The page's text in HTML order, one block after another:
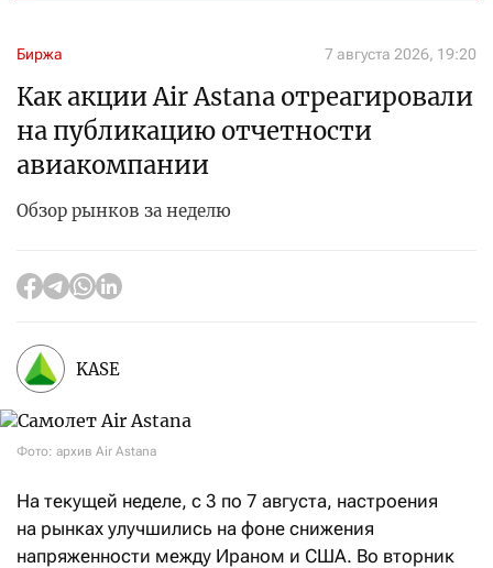
Биржа 7 августа 2026, 19:20
Как акции Air Astana отреагировали
на публикацию отчетности
авиакомпании
Обзор рынков за неделю
KASE
Фото: архив Air Astana
На текущей неделе, с 3 по 7 августа, настроения
на рынках улучшились на фоне снижения
напряженности между Ираном и США. Во вторник